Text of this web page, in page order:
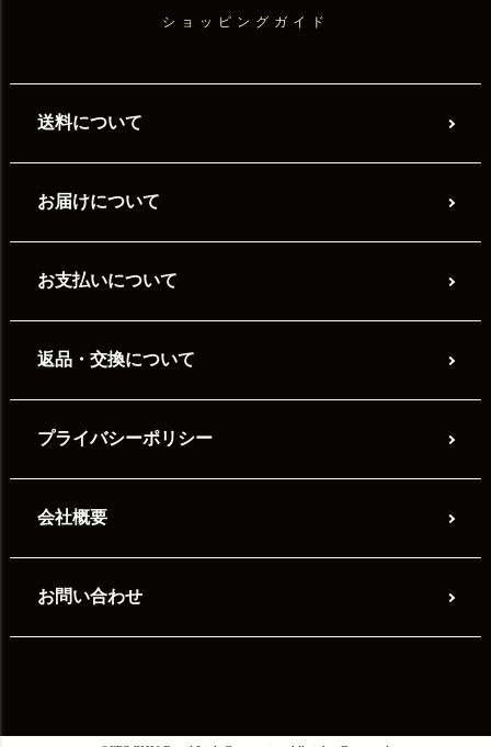
ショッピングガイド
送料について
お届けについて
お支払いについて
返品・交換について
プライバシーポリシー
会社概要
お問い合わせ